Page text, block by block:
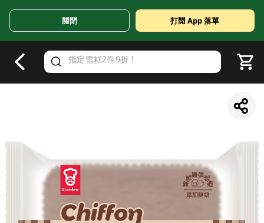
Valid Until 30 June 2026
關閉 打開 App 落單